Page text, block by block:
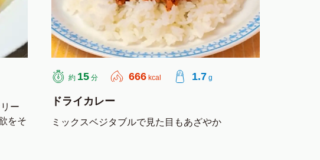
ー
をそ
約 15 分 666 kcal 1.7 g
ドライカレー
ミックスベジタブルで見た目もあざやか